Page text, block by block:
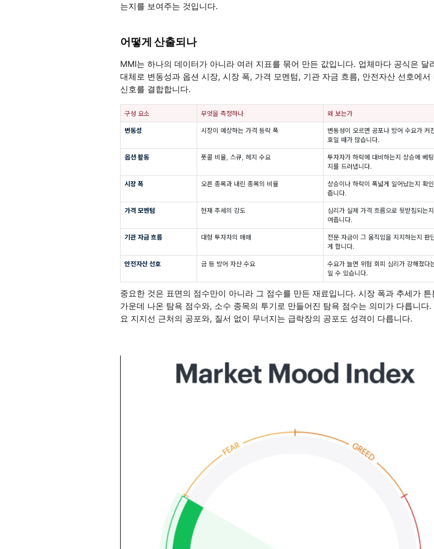
는지를 보여주는 것입니다.
어떻게 산출되나
MMI는 하나의 데이터가 아니라 여러 지표를 묶어 만든 값입니다. 업체마다 공식은 달
대체로 변동성과 옵션 시장, 시장 폭, 가격 모멘텀, 기관 자금 흐름, 안전자산 선호에서
신호를 결합합니다.
구성 요소 무엇을 측정하나 왜 보는가
변동성 시장이 예상하는 가격 등락 폭
변동성이 오르면 공포나 방어 수요가 커
호일 때가 많습니다.
옵션 활동 풋콜 비율, 스큐, 헤지 수요
투자자가 하락에 대비하는지 상승에 베
지를 드러냅니다.
시장 폭 오른 종목과 내린 종목의 비율
상승이나 하락이 폭넓게 일어났는지 확
줍니다.
가격 모멘텀 현재 추세의 강도
심리가 실제 가격 흐름으로 뒷받침되는
여줍니다.
기관 자금 흐름 대형 투자자의 매매
전문 자금이 그 움직임을 지지하는지 판
게 합니다.
안전자산 선호 금 등 방어 자산 수요
수요가 늘면 위험 회피 심리가 강해졌다
일 수 있습니다.
중요한 것은 표면의 점수만이 아니라 그 점수를 만든 재료입니다. 시장 폭과 추세가 튼
가운데 나온 탐욕 점수와, 소수 종목의 투기로 만들어진 탐욕 점수는 의미가 다릅니다.
요 지지선 근처의 공포와, 질서 없이 무너지는 급락장의 공포도 성격이 다릅니다.